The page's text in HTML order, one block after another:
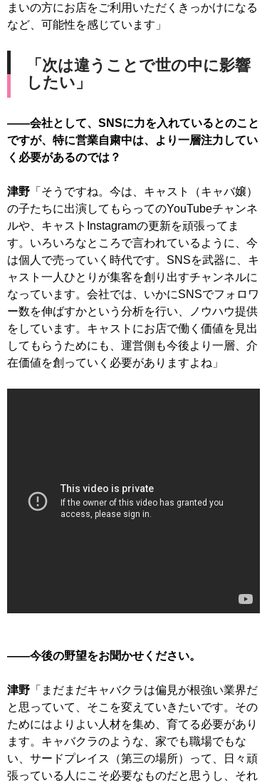
まいの方にお店をご利用いただくきっかけになる
など、可能性を感じています」
「次は違うことで世の中に影響
したい」
――会社として、SNSに力を入れているとのこと
ですが、特に営業自粛中は、より一層注力してい
く必要があるのでは？
津野 「そうですね。今は、キャスト（キャバ嬢）
の子たちに出演してもらってのYouTubeチャンネ
ルや、キャストInstagramの更新を頑張ってま
す。いろいろなところで言われているように、今
は個人で売っていく時代です。SNSを武器に、キ
ャスト一人ひとりが集客を創り出すチャンネルに
なっています。会社では、いかにSNSでフォロワ
ー数を伸ばすかという分析を行い、ノウハウ提供
をしています。キャストにお店で働く価値を見出
してもらうためにも、運営側も今後より一層、介
在価値を創っていく必要がありますよね」
――今後の野望をお聞かせください。
津野 「まだまだキャバクラは偏見が根強い業界だ
と思っていて、そこを変えていきたいです。その
ためにはよりよい人材を集め、育てる必要があり
ます。キャバクラのような、家でも職場でもな
い、サードプレイス（第三の場所）って、日々頑
張っている人にこそ必要なものだと思うし、それ